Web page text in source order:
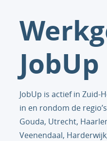
JobUp
JobUp is actief in Zuid-
in en rondom de
Gouda, Utrecht,
Veenendaal,